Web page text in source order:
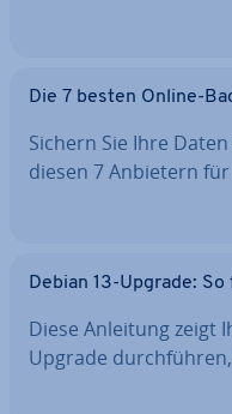
Die 7 besten Online-
Sichern Sie Ihre
diesen 7 Anbietern
Debian 13-Upgrade:
Diese Anleitung zeigt
Upgrade